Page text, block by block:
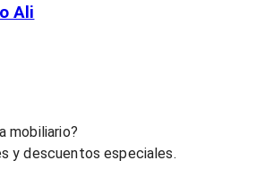
Ali
mobiliario?
y descuentos especiales.